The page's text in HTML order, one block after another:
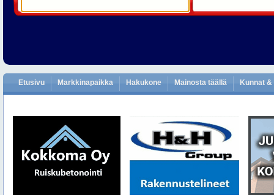
Etusivu Markkinapaikka Hakukone Mainosta täällä Kunnat